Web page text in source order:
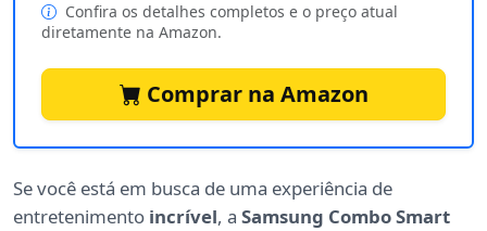
Confira os detalhes completos e o preço atual
diretamente na Amazon.
Comprar na Amazon
Se você está em busca de uma experiência de
entretenimento incrível, a Samsung Combo Smart